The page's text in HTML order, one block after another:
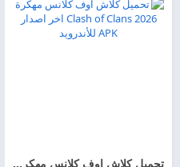
تحميل كلاش اوف كلانس مهكرة 2026 Clash of Clans MOD + APK اخر اصدار للاندرويد